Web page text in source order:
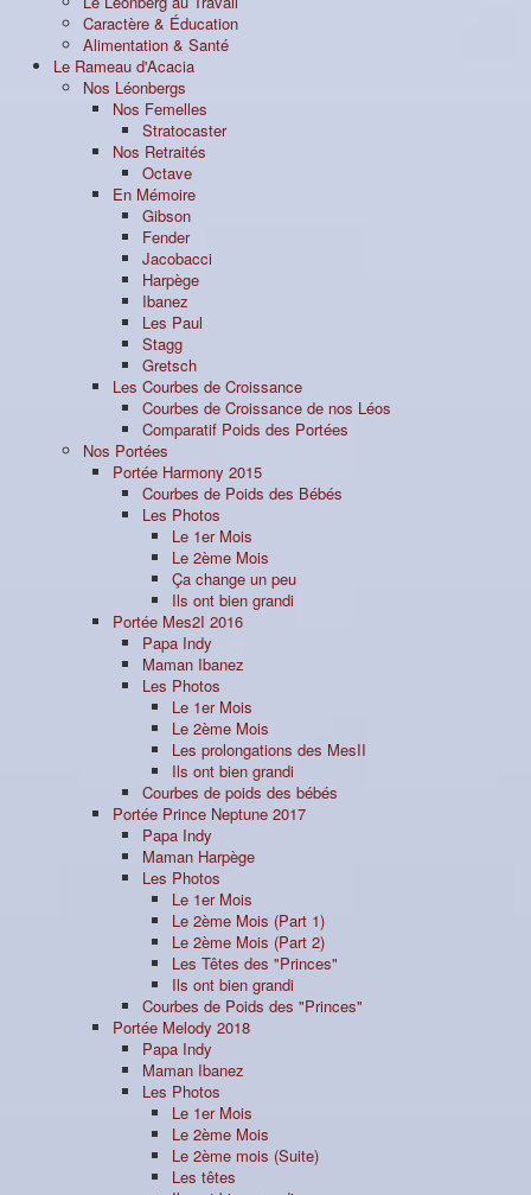
Caractère & Éducation
Alimentation & Santé
Le Rameau d'Acacia
Nos Léonbergs
Nos Femelles
Stratocaster
Nos Retraités
Octave
En Mémoire
Gibson
Fender
Jacobacci
Harpège
Ibanez
Les Paul
Stagg
Gretsch
Les Courbes de Croissance
Courbes de Croissance de nos Léos
Comparatif Poids des Portées
Nos Portées
Portée Harmony 2015
Courbes de Poids des Bébés
Les Photos
Le 1er Mois
Le 2ème Mois
Ça change un peu
Ils ont bien grandi
Portée Mes2I 2016
Papa Indy
Maman Ibanez
Les Photos
Le 1er Mois
Le 2ème Mois
Les prolongations des MesII
Ils ont bien grandi
Courbes de poids des bébés
Portée Prince Neptune 2017
Papa Indy
Maman Harpège
Les Photos
Le 1er Mois
Le 2ème Mois (Part 1)
Le 2ème Mois (Part 2)
Les Têtes des "Princes"
Ils ont bien grandi
Courbes de Poids des "Princes"
Portée Melody 2018
Papa Indy
Maman Ibanez
Les Photos
Le 1er Mois
Le 2ème Mois
Le 2ème mois (Suite)
Les têtes